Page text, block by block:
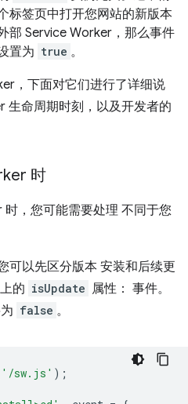
标签页中打开您网站的新版本
部 Service Worker，那么事件
置为 true 。
，下面对它们进行了详细说
生命周期时刻，以及开发者的
时
，您可能需要处理 不同于您
可以先区分版本 安装和后续更
的 isUpdate 属性： 事件。
false 。
'/sw.js' );